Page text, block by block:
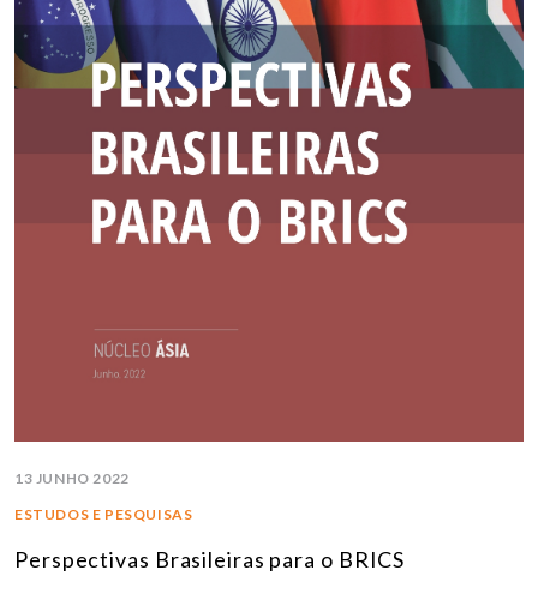
13 JUNHO 2022
ESTUDOS E PESQUISAS
Perspectivas Brasileiras para o BRICS